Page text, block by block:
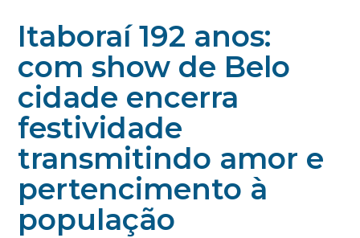
Itaboraí 192 anos:
com show de Belo
cidade encerra
festividade
transmitindo amor e
pertencimento à
população